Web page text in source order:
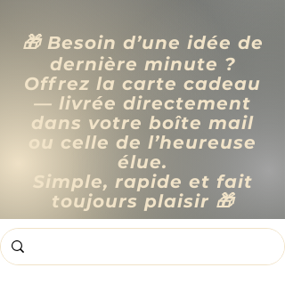
🎁 Besoin d’une idée de
dernière minute ?
Offrez la carte cadeau
— livrée directement
dans votre boîte mail
ou celle de l’heureuse
élue.
Simple, rapide et fait
toujours plaisir 🎁